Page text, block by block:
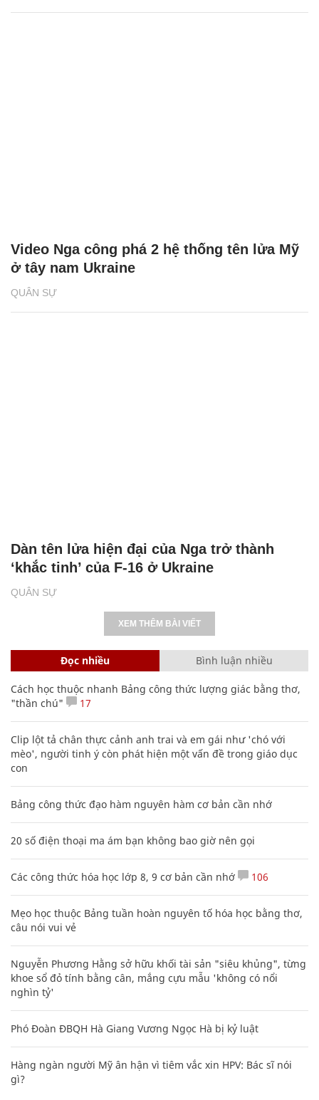
QUÂN SỰ
Video Nga công phá 2 hệ thống tên lửa Mỹ
ở tây nam Ukraine
QUÂN SỰ
Dàn tên lửa hiện đại của Nga trở thành
‘khắc tinh’ của F-16 ở Ukraine
XEM THÊM BÀI VIẾT
Đọc nhiều Bình luận nhiều
Cách học thuộc nhanh Bảng công thức lượng giác bằng thơ,
"thần chú"
17
Clip lột tả chân thực cảnh anh trai và em gái như 'chó với
mèo', người tinh ý còn phát hiện một vấn đề trong giáo dục
con
Bảng công thức đạo hàm nguyên hàm cơ bản cần nhớ
20 số điện thoại ma ám bạn không bao giờ nên gọi
Các công thức hóa học lớp 8, 9 cơ bản cần nhớ 106
Mẹo học thuộc Bảng tuần hoàn nguyên tố hóa học bằng thơ,
câu nói vui vẻ
Nguyễn Phương Hằng sở hữu khối tài sản "siêu khủng", từng
khoe sổ đỏ tính bằng cân, mắng cựu mẫu 'không có nổi
nghìn tỷ'
Phó Đoàn ĐBQH Hà Giang Vương Ngọc Hà bị kỷ luật
Hàng ngàn người Mỹ ân hận vì tiêm vắc xin HPV: Bác sĩ nói
gì?